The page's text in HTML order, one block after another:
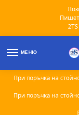
МЕНЮ
При поръчка на
При поръчка на